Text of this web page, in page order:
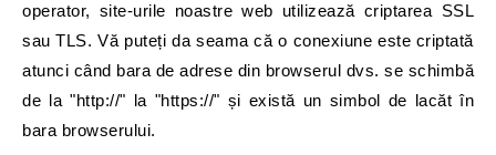
operator, site-urile noastre web utilizează criptarea SSL
sau TLS. Vă puteți da seama că o conexiune este criptată
atunci când bara de adrese din browserul dvs. se schimbă
de la "http://" la "https://" și există un simbol de lacăt în
bara browserului.